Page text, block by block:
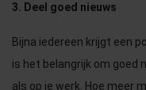
3. Deel goed nieuws
Bijna iedereen krijgt een
is het belangrijk om goed
als op je werk. Hoe meer